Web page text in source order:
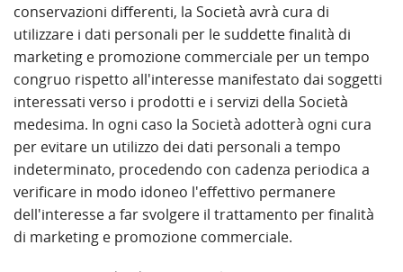
conservazioni differenti, la Società avrà cura di
utilizzare i dati personali per le suddette finalità di
marketing e promozione commerciale per un tempo
congruo rispetto all'interesse manifestato dai soggetti
interessati verso i prodotti e i servizi della Società
medesima. In ogni caso la Società adotterà ogni cura
per evitare un utilizzo dei dati personali a tempo
indeterminato, procedendo con cadenza periodica a
verificare in modo idoneo l'effettivo permanere
dell'interesse a far svolgere il trattamento per finalità
di marketing e promozione commerciale.